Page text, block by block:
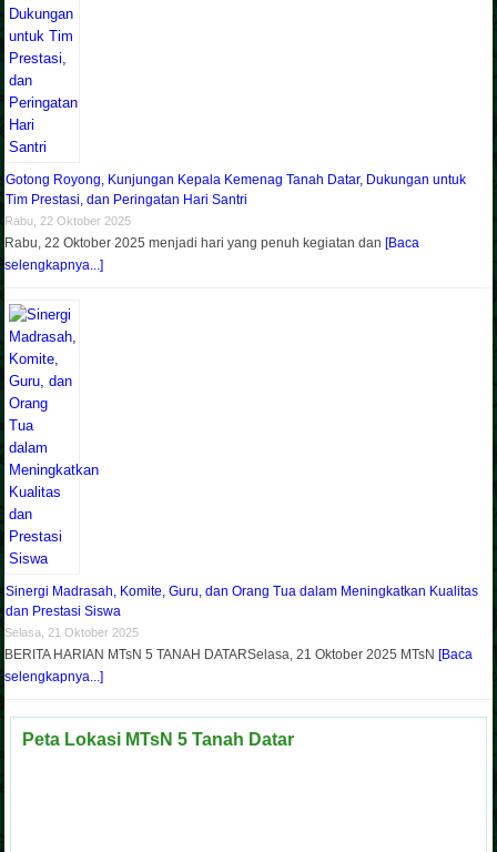
Gotong Royong, Kunjungan Kepala Kemenag Tanah Datar, Dukungan untuk
Tim Prestasi, dan Peringatan Hari Santri
Rabu, 22 Oktober 2025
Rabu, 22 Oktober 2025 menjadi hari yang penuh kegiatan dan[Baca
selengkapnya...]
Sinergi Madrasah, Komite, Guru, dan Orang Tua dalam Meningkatkan Kualitas
dan Prestasi Siswa
Selasa, 21 Oktober 2025
BERITA HARIAN MTsN 5 TANAH DATARSelasa, 21 Oktober 2025 MTsN[Baca
selengkapnya...]
Peta Lokasi MTsN 5 Tanah Datar